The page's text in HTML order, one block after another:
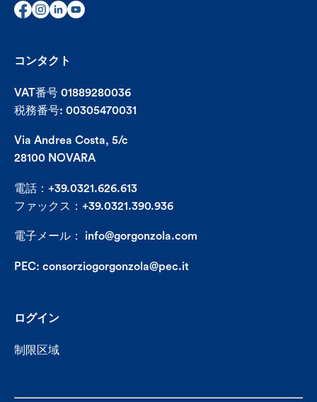
コンタクト
VAT番号 01889280036
税務番号: 00305470031
Via Andrea Costa, 5/c
28100 NOVARA
電話：+39.0321.626.613
ファックス：+39.0321.390.936
電子メール： info@gorgonzola.com
PEC: consorziogorgonzola@pec.it
ログイン
制限区域